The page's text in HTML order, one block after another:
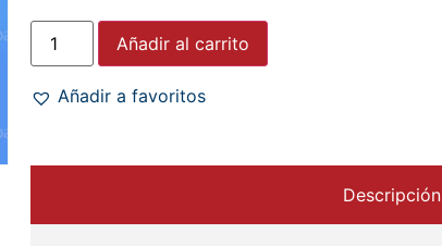
Añadir al carrito
Añadir a favoritos
Descripción